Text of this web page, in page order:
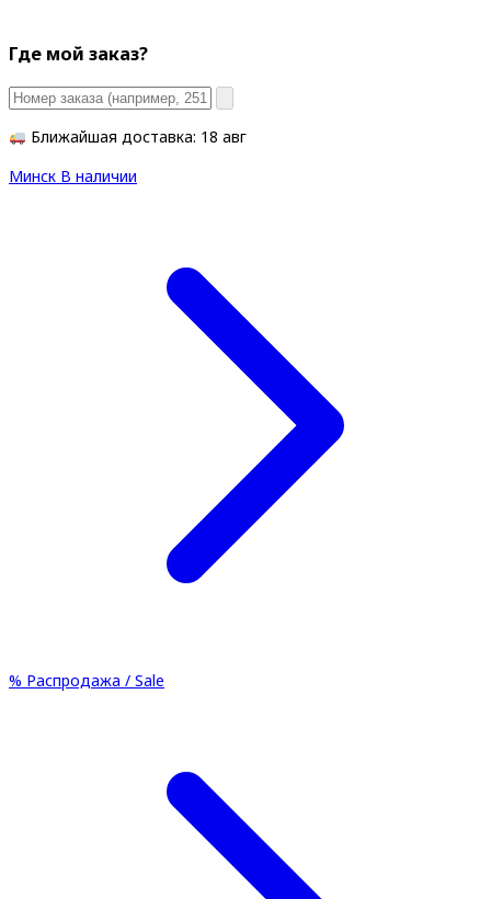
Где мой заказ?
Ближайшая доставка: 18 авг
Минск В наличии
% Распродажа / Sale